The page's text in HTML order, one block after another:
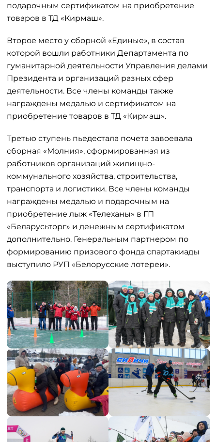
подарочным сертификатом на приобретение
товаров в ТД «Кирмаш».
Второе место у сборной «Единые», в состав
которой вошли работники Департамента по
гуманитарной деятельности Управления делами
Президента и организаций разных сфер
деятельности. Все члены команды также
награждены медалью и сертификатом на
приобретение товаров в ТД «Кирмаш».
Третью ступень пьедестала почета завоевала
сборная «Молния», сформированная из
работников организаций жилищно-
коммунального хозяйства, строительства,
транспорта и логистики. Все члены команды
награждены медалью и подарочным на
приобретение лыж «Телеханы» в ГП
«Беларусьторг» и денежным сертификатом
дополнительно. Генеральным партнером по
формированию призового фонда спартакиады
выступило РУП «Белорусские лотереи».